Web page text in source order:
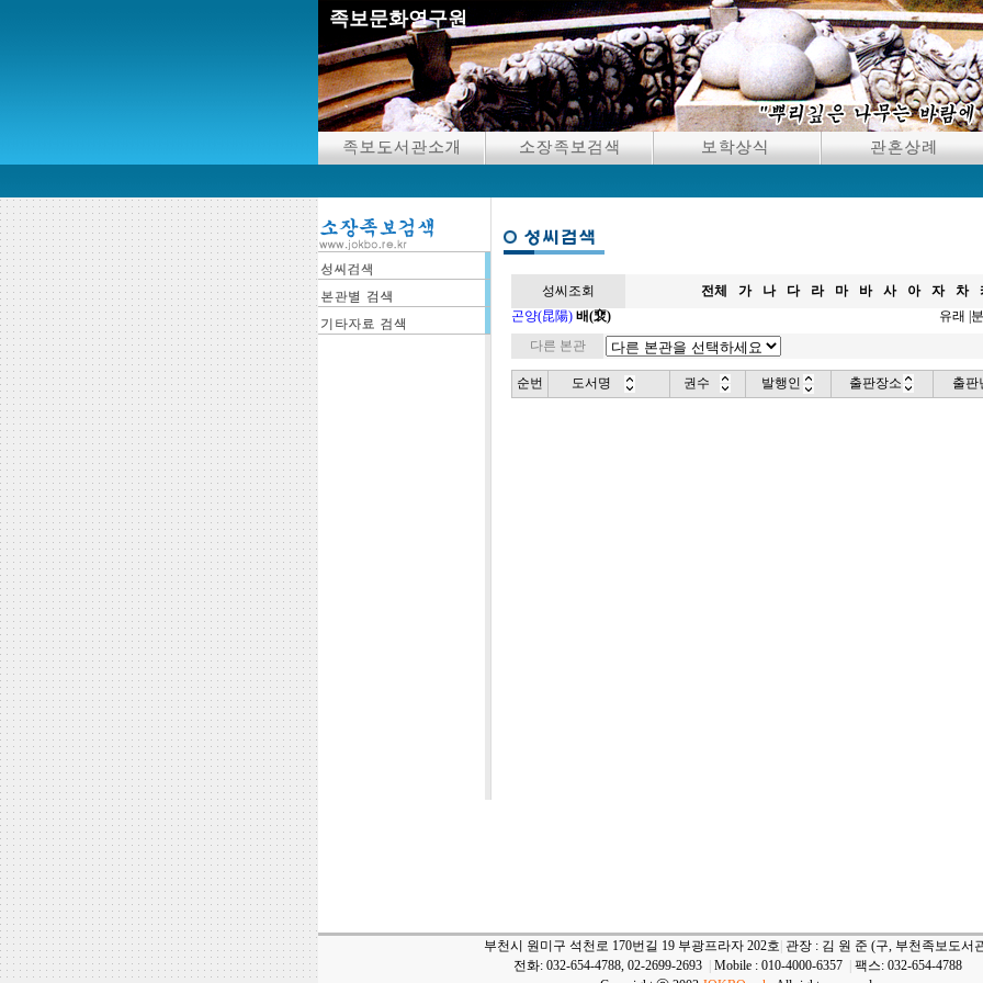
족보문화연구원
성씨조회 전체 가 나 다 라 마 바 사 아 자 차
곤양(昆陽) 배(裵) 유래
다른 본관
순번 도서명 권수 발행인 출판장소 출판
부천시 원미구 석천로 170번길 19 부광프라자 202호 관장 : 김 원 준 (구, 부천족보도서
전화: 032-654-4788, 02-2699-2693
Mobile : 010-4000-6357
팩스: 032-654-4788